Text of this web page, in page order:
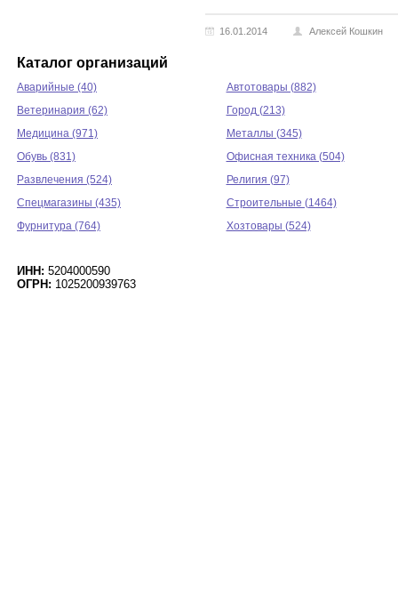
16.01.2014 Алексей Кошкин
Каталог организаций
Аварийные (40)
Автотовары (882)
Ветеринария (62)
Город (213)
Медицина (971)
Металлы (345)
Обувь (831)
Офисная техника (504)
Развлечения (524)
Религия (97)
Спецмагазины (435)
Строительные (1464)
Фурнитура (764)
Хозтовары (524)
ИНН: 5204000590
ОГРН: 1025200939763